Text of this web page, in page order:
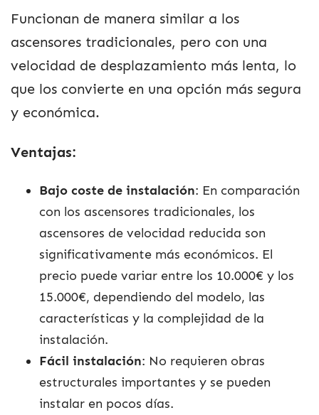
Funcionan de manera similar a los
ascensores tradicionales, pero con una
velocidad de desplazamiento más lenta, lo
que los convierte en una opción más segura
y económica.
Ventajas:
Bajo coste de instalación: En comparación
con los ascensores tradicionales, los
ascensores de velocidad reducida son
significativamente más económicos. El
precio puede variar entre los 10.000€ y los
15.000€, dependiendo del modelo, las
características y la complejidad de la
instalación.
Fácil instalación: No requieren obras
estructurales importantes y se pueden
instalar en pocos días.